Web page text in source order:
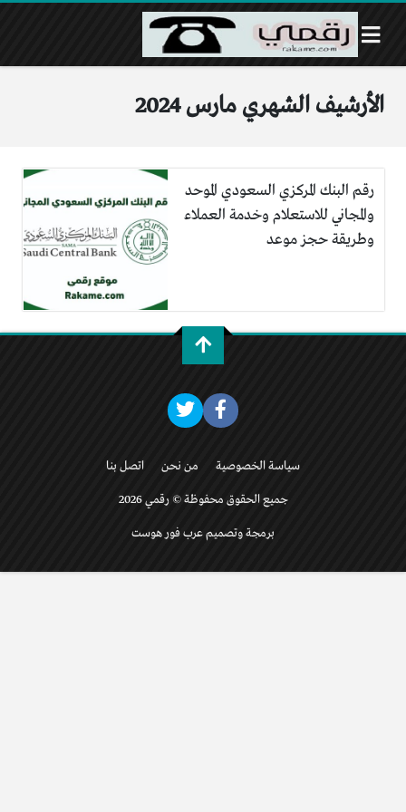
الأرشيف الشهري مارس 2024
رقم البنك المركزي السعودي الموحد
والمجاني للاستعلام وخدمة العملاء
وطريقة حجز موعد
سياسة الخصوصية من نحن اتصل بنا
جميع الحقوق محفوظة © رقمي 2026
برمجة وتصميم عرب فور هوست